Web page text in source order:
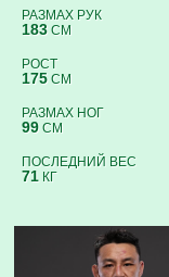
РАЗМАХ РУК
183 СМ
РОСТ
175 СМ
РАЗМАХ НОГ
99 СМ
ПОСЛЕДНИЙ ВЕС
71 КГ